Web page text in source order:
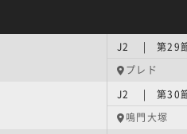
J2 | 第29
プレド
J2 | 第30
鳴門大塚